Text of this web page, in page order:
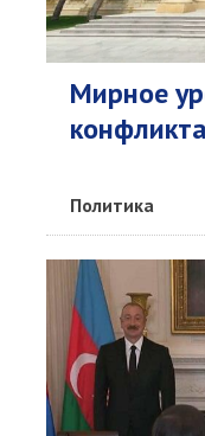
Мирное
Политика